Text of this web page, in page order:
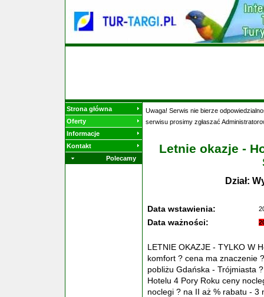
Strona główna
Oferty
Informacje
Kontakt
Polecamy
Uwaga! Serwis nie bierze
serwisu prosimy zgłaszać
Letnie okazje -
Dział:
Data wstawienia:
Data ważności:
LETNIE OKAZJE - TYLKO W
komfort ? cena ma znaczenie
pobliżu Gdańska - Trójmiasta
Hotelu 4 Pory Roku ceny
noclegi ? na II aż % rabatu - 3